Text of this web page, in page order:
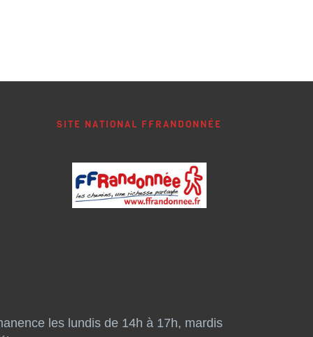
SITE NATIONAL FFRANDONNÉE
les lundis de 14h à 17h, mardis